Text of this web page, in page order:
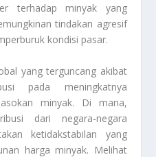
terhadap minyak yang
tindakan agresif
kondisi pasar.
yang terguncang akibat
pada meningkatnya
minyak. Di mana,
dari negara-negara
ketidakstabilan yang
harga minyak. Melihat